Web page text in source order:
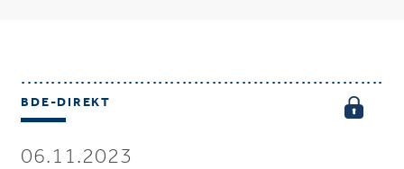
BDE-DIREKT
06.11.2023